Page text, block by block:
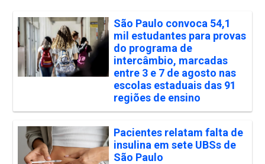
São Paulo convoca 54,1
mil estudantes para provas
do programa de
intercâmbio, marcadas
entre 3 e 7 de agosto nas
escolas estaduais das 91
regiões de ensino
Pacientes relatam falta de
insulina em sete UBSs de
São Paulo